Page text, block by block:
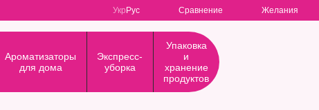
Укр Рус Сравнение Желания
Ароматизаторы
для дома
Экспресс-
уборка
Упаковка
и
хранение
продуктов